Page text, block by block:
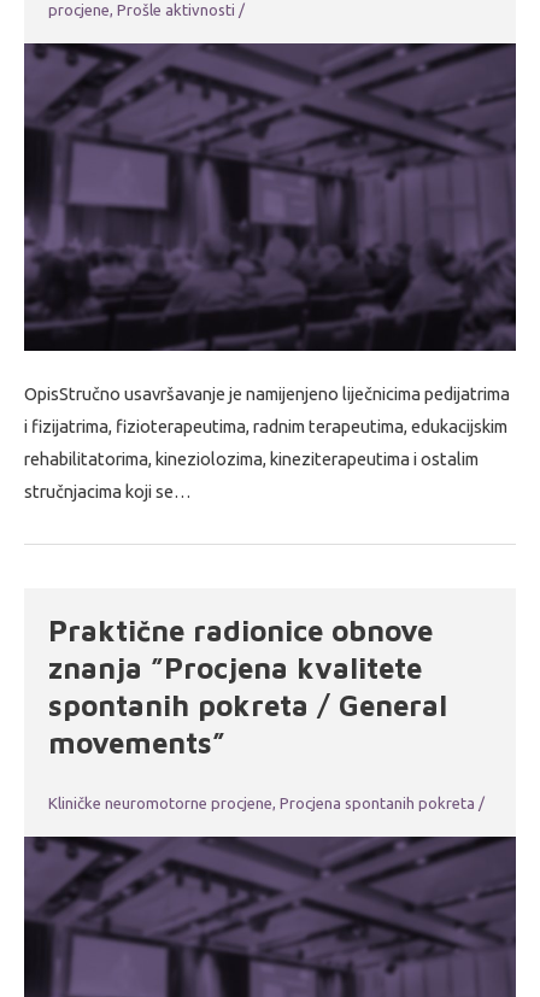
procjene, Prošle aktivnosti /
OpisStručno usavršavanje je namijenjeno liječnicima pedijatrima
i fizijatrima, fizioterapeutima, radnim terapeutima, edukacijskim
rehabilitatorima, kineziolozima, kineziterapeutima i ostalim
stručnjacima koji se…
Praktične radionice obnove
znanja ”Procjena kvalitete
spontanih pokreta / General
movements”
Kliničke neuromotorne procjene Procjena spontanih pokreta /